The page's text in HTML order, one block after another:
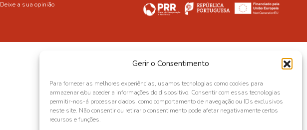
Gerir o Consentimento
Para fornecer as melhores experiências, usamos tecnologias como cookies para
armazenar e/ou aceder a informações do dispositivo. Consentir com essas tecnologias
permitir-nos-á processar dados, como comportamento de navegação ou IDs exclusivos
neste site. Não consentir ou retirar o consentimento pode afetar negativamente certos
recursos e funções.
Deixe a sua opinião